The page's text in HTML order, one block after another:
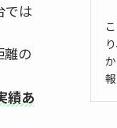
では
離の
績あ